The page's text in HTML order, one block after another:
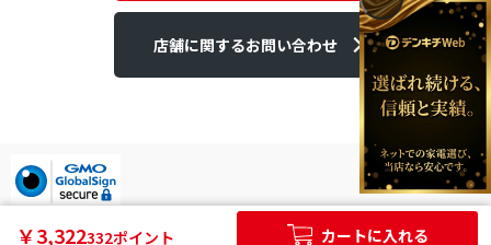
￥3,322332ポイント カートに入れる
店舗に関するお問い合わせ
デンキチはGMOグローバルサイン発行のSSL電子証明書を使用して